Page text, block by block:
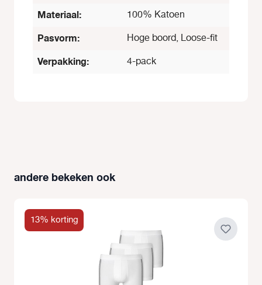
Materiaal: 100% Katoen
Pasvorm: Hoge boord, Loose-fit
Verpakking: 4-pack
Productgalerij overslaan
andere bekeken ook
13% korting